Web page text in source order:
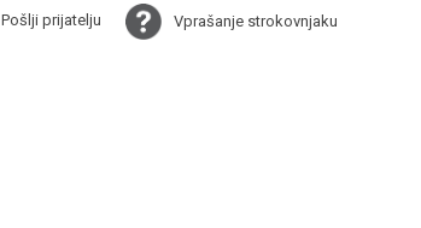
Pošlji prijatelju Vprašanje strokovnjaku